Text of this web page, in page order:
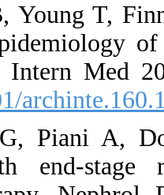
5. Phillips
Purvis C.
adults.
[
6.
patients